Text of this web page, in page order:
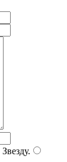
Звезду.